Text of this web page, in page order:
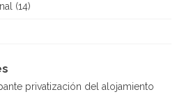
(14)
privatización del alojamiento